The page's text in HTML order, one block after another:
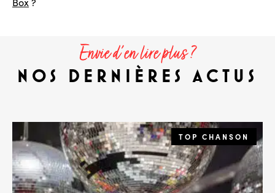
Envie d'en lire plus ?
NOS DERNIÈRES ACTUS
TOP CHANSON